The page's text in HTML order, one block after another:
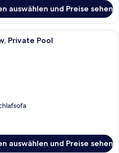
auswählen und Preise sehen
Ein modernes Wohnzimmer mit
Private Pool
auswählen und Preise sehen